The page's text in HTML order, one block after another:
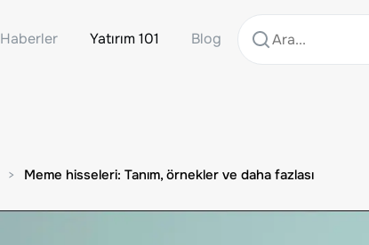
Haberler Yatırım 101 Blog
Meme hisseleri: Tanım, örnekler ve daha fazlası